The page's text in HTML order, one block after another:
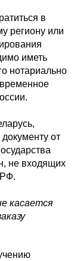
в
региону или
иметь
нотариально
от
не входящих
касается